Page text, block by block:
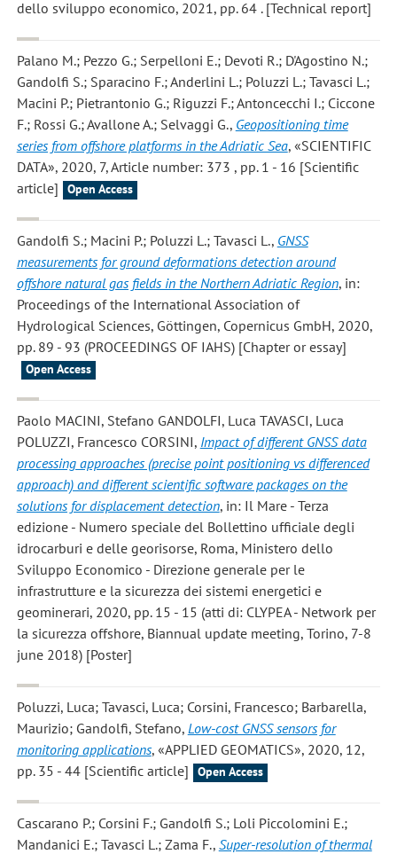
dello sviluppo economico, 2021, pp. 64 . [Technical report]
Palano M.; Pezzo G.; Serpelloni E.; Devoti R.; D'Agostino N.;
Gandolfi S.; Sparacino F.; Anderlini L.; Poluzzi L.; Tavasci L.;
Macini P.; Pietrantonio G.; Riguzzi F.; Antoncecchi I.; Ciccone
F.; Rossi G.; Avallone A.; Selvaggi G., Geopositioning time
series from offshore platforms in the Adriatic Sea, «SCIENTIFIC
DATA», 2020, 7, Article number: 373 , pp. 1 - 16 [Scientific
article]
Open Access
Gandolfi S.; Macini P.; Poluzzi L.; Tavasci L., GNSS
measurements for ground deformations detection around
offshore natural gas fields in the Northern Adriatic Region, in:
Proceedings of the International Association of
Hydrological Sciences, Göttingen, Copernicus GmbH, 2020,
pp. 89 - 93 (PROCEEDINGS OF IAHS) [Chapter or essay]
Open Access
Paolo MACINI, Stefano GANDOLFI, Luca TAVASCI, Luca
POLUZZI, Francesco CORSINI, Impact of different GNSS data
processing approaches (precise point positioning vs differenced
approach) and different scientific software packages on the
solutions for displacement detection, in: Il Mare - Terza
edizione - Numero speciale del Bollettino ufficiale degli
idrocarburi e delle georisorse, Roma, Ministero dello
Sviluppo Economico - Direzione generale per le
infrastrutture e la sicurezza dei sistemi energetici e
geominerari, 2020, pp. 15 - 15 (atti di: CLYPEA - Network per
la sicurezza offshore, Biannual update meeting, Torino, 7-8
june 2018) [Poster]
Poluzzi, Luca; Tavasci, Luca; Corsini, Francesco; Barbarella,
Maurizio; Gandolfi, Stefano, Low-cost GNSS sensors for
monitoring applications, «APPLIED GEOMATICS», 2020, 12,
pp. 35 - 44 [Scientific article]
Open Access
Cascarano P.; Corsini F.; Gandolfi S.; Loli Piccolomini E.;
Mandanici E.; Tavasci L.; Zama F., Super-resolution of thermal